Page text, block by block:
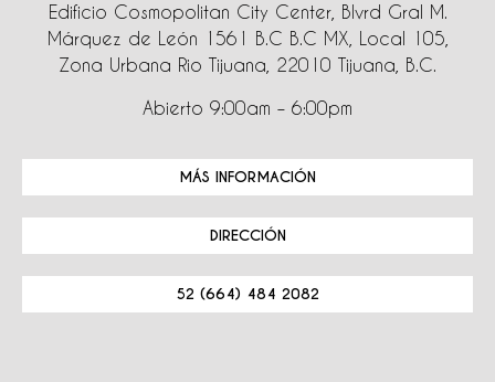
Edificio Cosmopolitan City Center, Blvrd Gral M.
Márquez de León 1561 B.C B.C MX, Local 105,
Zona Urbana Rio Tijuana, 22010 Tijuana, B.C.
Abierto 9:00am – 6:00pm
MÁS INFORMACIÓN
DIRECCIÓN
52 (664) 484 2082